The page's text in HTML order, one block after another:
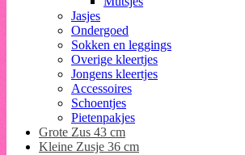
Jasjes
Ondergoed
Sokken en leggings
Overige kleertjes
Jongens kleertjes
Accessoires
Schoentjes
Pietenpakjes
Grote Zus 43 cm
Kleine Zusje 36 cm